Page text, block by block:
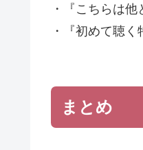
・『こちらは
・『初めて聴
まとめ